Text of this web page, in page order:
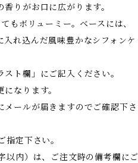
りがお口に広がります。
もボリューミー。ベースには、
れ込んだ風味豊かなシフォンケ
ト欄」にご記入ください。
なります。
ールが届きますのでご確認下さ
定下さい。
以内）は、ご注文時の備考欄にご